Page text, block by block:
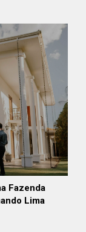
Fazenda
Lima